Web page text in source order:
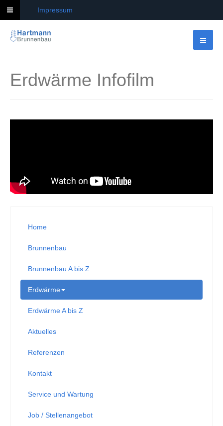
Impressum
Erdwärme Infofilm
Home
Brunnenbau
Brunnenbau A bis Z
Erdwärme
Erdwärme A bis Z
Aktuelles
Referenzen
Kontakt
Service und Wartung
Job / Stellenangebot